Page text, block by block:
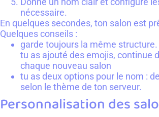
nécessaire.
En quelques secondes, ton salon est
Quelques conseils :
garde toujours la même
tu as ajouté des emojis, continue
chaque nouveau salon
tu as deux options pour le nom :
selon le thème de ton serveur.
Personnalisation des